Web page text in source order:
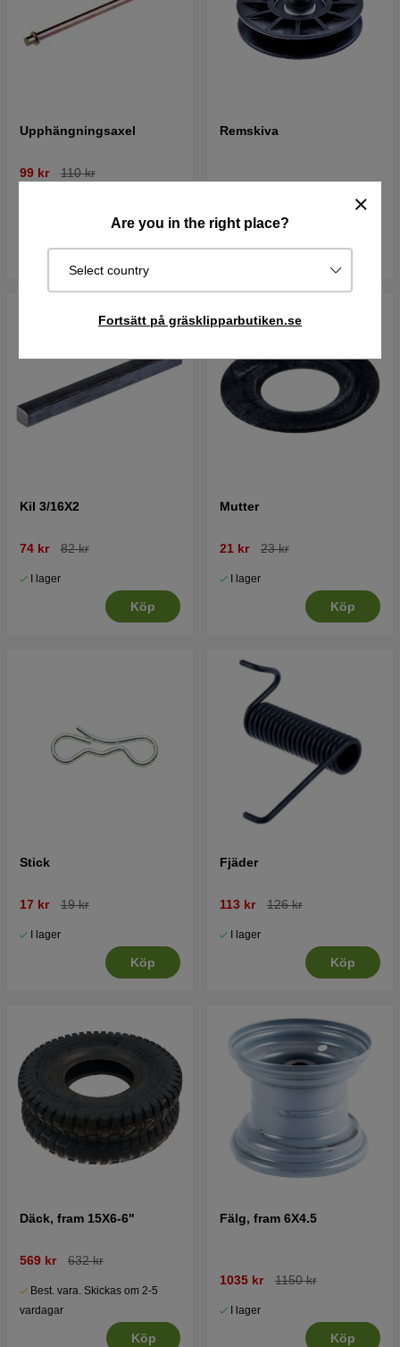
Are you in the right place?
Select country
Fortsätt på gräsklipparbutiken.se
Upphängningsaxel
99 kr 110 kr
Köp
Remskiva
I lager
Köp
Kil 3/16X2
74 kr 82 kr
I lager
Köp
Mutter
21 kr 23 kr
I lager
Köp
Stick
17 kr 19 kr
I lager
Köp
Fjäder
113 kr 126 kr
I lager
Köp
Däck, fram 15X6-6"
569 kr 632 kr
Best. vara. Skickas om 2-5
vardagar
Köp
Fälg, fram 6X4.5
1035 kr 1150 kr
I lager
Köp